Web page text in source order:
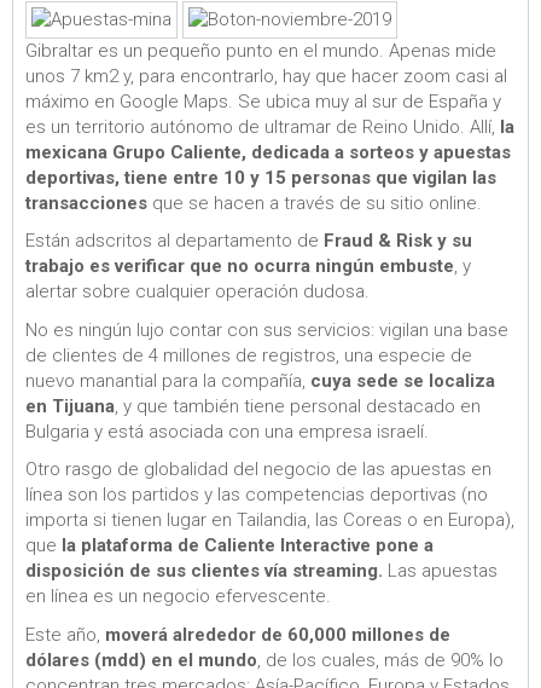
Gibraltar es un pequeño punto en el mundo. Apenas mide
unos 7 km2 y, para encontrarlo, hay que hacer zoom casi al
máximo en Google Maps. Se ubica muy al sur de España y
es un territorio autónomo de ultramar de Reino Unido. Allí, la
mexicana Grupo Caliente, dedicada a sorteos y apuestas
deportivas, tiene entre 10 y 15 personas que vigilan las
transacciones que se hacen a través de su sitio online.
Están adscritos al departamento de Fraud & Risk y su
trabajo es verificar que no ocurra ningún embuste, y
alertar sobre cualquier operación dudosa.
No es ningún lujo contar con sus servicios: vigilan una base
de clientes de 4 millones de registros, una especie de
nuevo manantial para la compañía, cuya sede se localiza
en Tijuana , y que también tiene personal destacado en
Bulgaria y está asociada con una empresa israelí.
Otro rasgo de globalidad del negocio de las apuestas en
línea son los partidos y las competencias deportivas (no
importa si tienen lugar en Tailandia, las Coreas o en Europa),
que la plataforma de Caliente Interactive pone a
disposición de sus clientes vía streaming. Las apuestas
en línea es un negocio efervescente.
Este año, moverá alrededor de 60,000 millones de
dólares (mdd) en el mundo , de los cuales, más de 90% lo